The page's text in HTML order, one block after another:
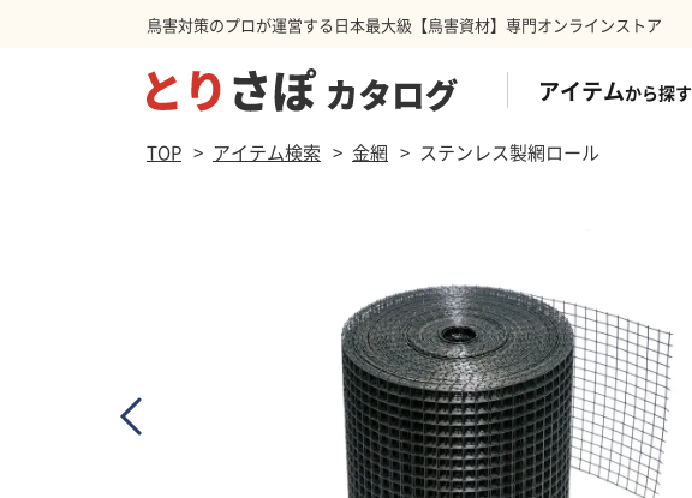
鳥害対策のプロが運営する日本最大級【鳥害資材】専門オンラインストア
アイテムから探す
忌避剤
商品を検索する
TOP アイテム検索 金網 ステンレス製網ロール